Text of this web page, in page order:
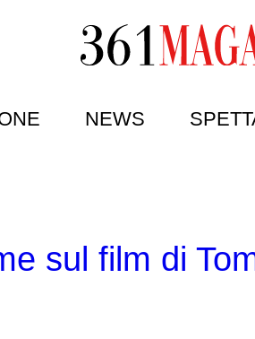
NEWS
sul film di